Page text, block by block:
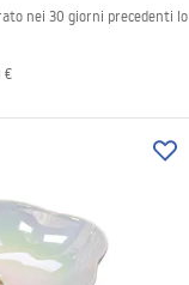
nei 30 giorni precedenti lo
€